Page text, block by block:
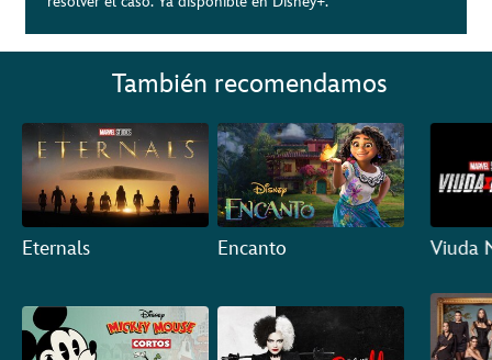
También recomendamos
Eternals Encanto Viuda